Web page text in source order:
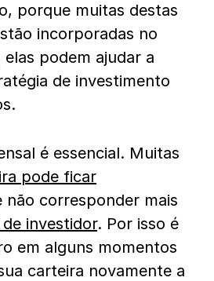
porque muitas destas
incorporadas no
podem ajudar a
de investimento
é essencial. Muitas
pode ficar
não corresponder mais
investidor. Por isso é
em alguns momentos
carteira novamente a